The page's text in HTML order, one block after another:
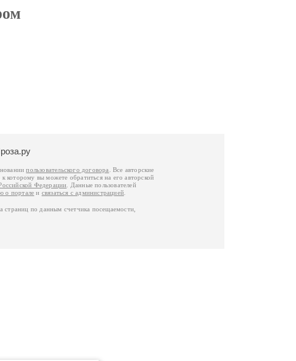
пользовательского договора
. Все авторские
к которому вы можете обратиться на его авторской
Федерации . Данные пользователей
о портале и связаться с администрацией
страниц по данным счетчика посещаемости,